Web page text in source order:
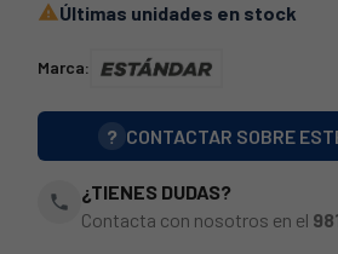
Últimas unidades en stock
Marca:
? CONTACTAR SOBRE
phone
¿TIENES DUDAS?
Contacta con nosotros en el